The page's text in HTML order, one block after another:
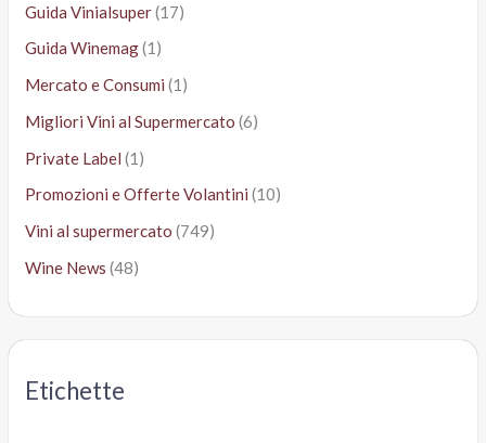
Guida Vinialsuper(17)
Guida Winemag(1)
Mercato e Consumi (1)
Migliori Vini al Supermercato (6)
Private Label (1)
Promozioni e Offerte Volantini (10)
Vini al supermercato (749)
Wine News (48)
Etichette